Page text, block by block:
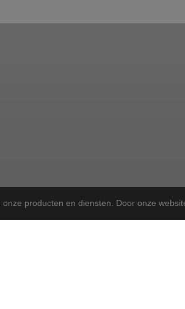
producten en diensten. Door onze